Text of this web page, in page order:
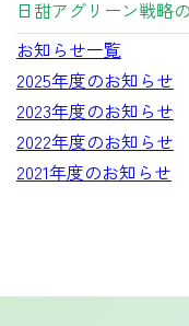
日甜アグリーン戦略
お知らせ一覧
2025年度のお知らせ
2023年度のお知らせ
2022年度のお知らせ
2021年度のお知らせ